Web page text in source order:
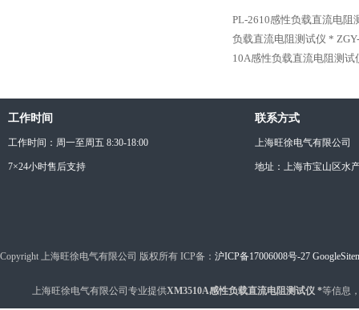
PL-2610感性负载直流电阻
负载直流电阻测试仪 *
10A感性负载直流电阻测试
工作时间
工作时间：周一至周五 8:30-18:00
7×24小时售后支持
联系方式
上海旺徐电气有限公司
地址：上海市宝山区水
Copyright 上海旺徐电气有限公司 版权所有 ICP备： 沪ICP备17006008号-27
上海旺徐电气有限公司专业提供XM3510A感性负载直流电阻测试仪 *等信息